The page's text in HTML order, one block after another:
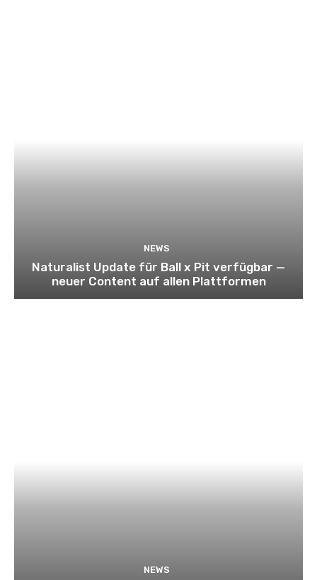
NEWS
Naturalist Update für Ball x Pit verfügbar —
neuer Content auf allen Plattformen
NEWS